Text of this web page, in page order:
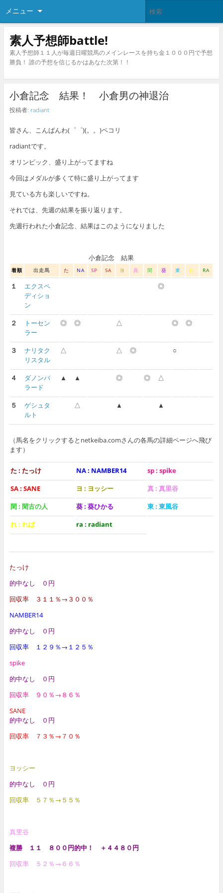
メニュー
素人予想師battle!
素人予想師１１人が毎週日曜競馬のメインレースを持ち金１０００円で予想
勝負！ 誰の予想を信じるかはあなた次第！！
小倉記念 結果！ 小倉男の神退治
投稿者: radiant
皆さん、こんばんわ(゜゜)(。。)ペコリ
radiantです。
オリンピック、盛り上がってますね
今回はメダルが多くて特に盛り上がってます
見ている方も楽しいですね。
それでは、先週の結果を振り返ります。
先週行われた小倉記念、結果はこのようになりました
小倉記念 結果
着順 出走馬 た NA SP SA ヨ 真 閑 葵 東 れ RA
１
エクスペ
ディショ
ン
◎
２
トーセン
ラー
◎ ◎ △ ◎ ◎
３
ナリタク
リスタル
△ △ ◎ ○
４
ダノンバ
ラード
▲ ▲ ◎ ◎ △
５
ゲシュタ
ルト
△ ▲ ▲
（馬名をクリックするとnetkeiba.comさんの各馬の詳細ページへ飛び
ます）
た : たっけ NA : NAMBER14
sp : spike
SA : SANE
ヨ : ヨッシー
真 : 真里谷
閑 : 閑古の人
葵 : 葵ひかる
東 : 東風谷
れ : れば
ra : radiant
たっけ
的中なし ０円
回収率 ３１１％→３００％
NAMBER14
的中なし ０円
回収率 １２９％→１２５％
spike
的中なし ０円
回収率 ９０％→８６％
SANE
的中なし ０円
回収率 ７３％→７０％
ヨッシー
的中なし ０円
回収率 ５７ ％→５５％
真里谷
複勝 １１ ８００円的中！ ＋４４８０円
回収率 ５２％→６６％